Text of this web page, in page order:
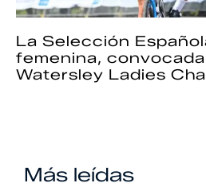
La Selección
femenina, convocada
Watersley Ladies
Más leídas